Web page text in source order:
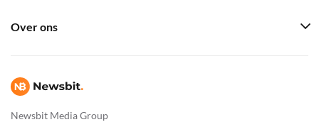
Newsbit Media Group
Over ons